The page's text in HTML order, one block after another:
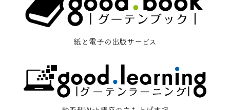
紙と電子の出版サービス